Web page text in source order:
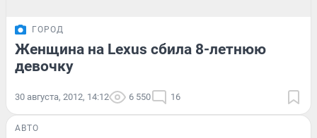
ГОРОД
Женщина на Lexus сбила 8-летнюю
девочку
30 августа, 2012, 14:12 6 550 16
АВТО